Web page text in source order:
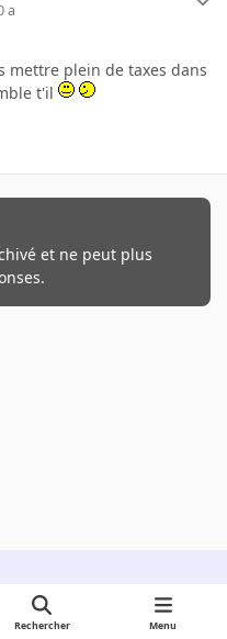
a
mettre plein de taxes dans
t'il
et ne peut plus
Rechercher Menu